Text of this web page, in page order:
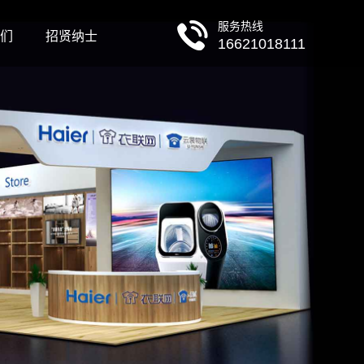
招贤纳士
服务热线
16621018111